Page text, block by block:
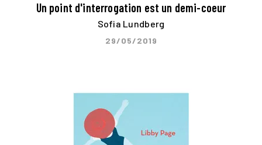
Un point d'interrogation est un demi-coeur
Sofia Lundberg
29/05/2019